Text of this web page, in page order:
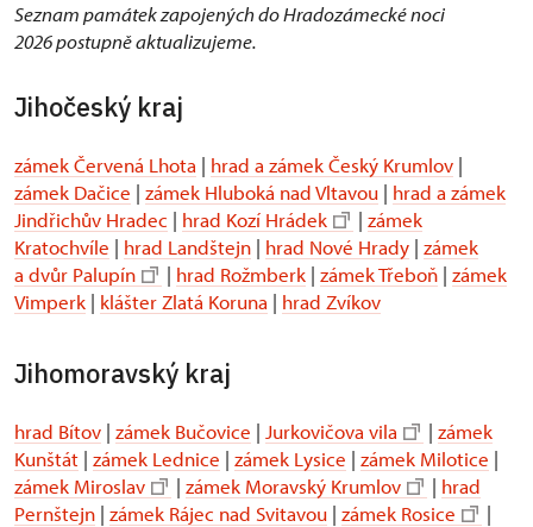
Seznam památek zapojených do Hradozámecké noci
2026 postupně aktualizujeme.
Jihočeský kraj
zámek Červená Lhota | hrad a zámek Český Krumlov |
zámek Dačice | zámek Hluboká nad Vltavou | hrad a zámek
Jindřichův Hradec | hrad Kozí Hrádek | zámek
Kratochvíle | hrad Landštejn | hrad Nové Hrady | zámek
a dvůr Palupín
| hrad Rožmberk | zámek Třeboň | zámek
Vimperk | klášter Zlatá Koruna | hrad Zvíkov
Jihomoravský kraj
hrad Bítov | zámek Bučovice | Jurkovičova vila | zámek
Kunštát | zámek Lednice | zámek Lysice | zámek Milotice |
zámek Miroslav
| zámek Moravský Krumlov | hrad
Pernštejn | zámek Rájec nad Svitavou | zámek Rosice |